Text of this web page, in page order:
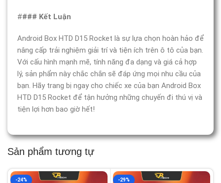
#### Kết Luận
Android Box HTD D15 Rocket là sự lựa chọn hoàn hảo để
nâng cấp trải nghiệm giải trí và tiện ích trên ô tô của bạn.
Với cấu hình mạnh mẽ, tính năng đa dạng và giá cả hợp
lý, sản phẩm này chắc chắn sẽ đáp ứng mọi nhu cầu của
bạn. Hãy trang bị ngay cho chiếc xe của bạn Android Box
HTD D15 Rocket để tận hưởng những chuyến đi thú vị và
tiện lợi hơn bao giờ hết!
Sản phẩm tương tự
-24%
-29%